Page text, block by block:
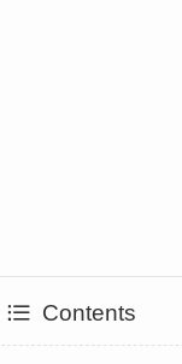
Contents